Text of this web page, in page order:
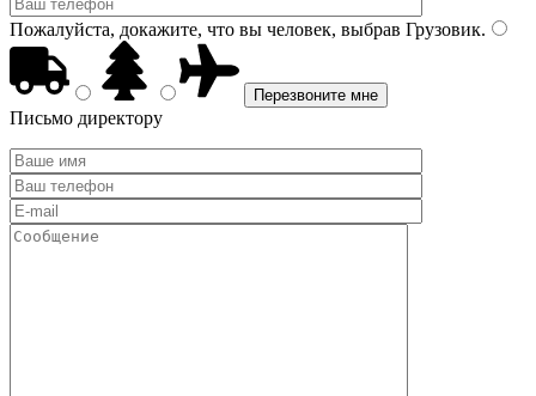
Пожалуйста, докажите, что вы человек, выбрав Грузовик.
Письмо директору